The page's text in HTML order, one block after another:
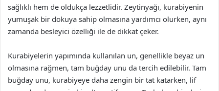
sağlıklı hem de oldukça lezzetlidir. Zeytinyağı, kurabiyenin
yumuşak bir dokuya sahip olmasına yardımcı olurken, aynı
zamanda besleyici özelliği ile de dikkat çeker.
Kurabiyelerin yapımında kullanılan un, genellikle beyaz un
olmasına rağmen, tam buğday unu da tercih edilebilir. Tam
buğday unu, kurabiyeye daha zengin bir tat katarken, lif